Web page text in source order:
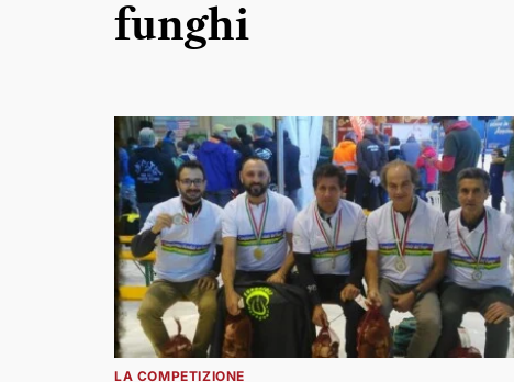
funghi
LA COMPETIZIONE